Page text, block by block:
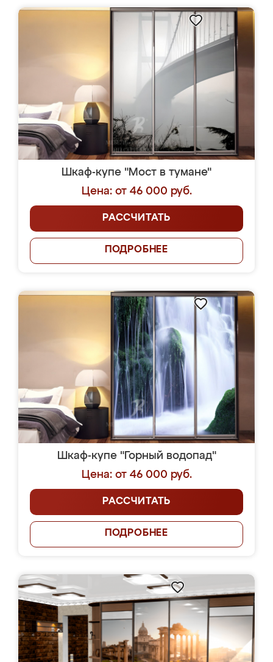
Шкаф-купе "Мост в тумане"
Цена: от 46 000 руб.
РАССЧИТАТЬ
ПОДРОБНЕЕ
Шкаф-купе "Горный водопад"
Цена: от 46 000 руб.
РАССЧИТАТЬ
ПОДРОБНЕЕ